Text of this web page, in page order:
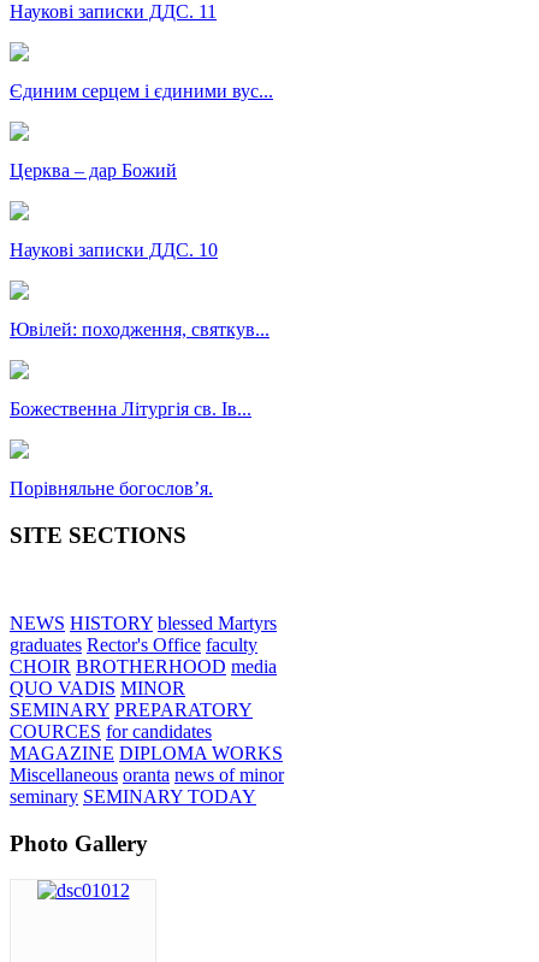
Наукові записки ДДС. 11
Єдиним серцем і єдиними вус...
Церква – дар Божий
Наукові записки ДДС. 10
Ювілей: походження, святкув...
Божественна Літургія св. Ів...
Порівняльне богословʼя.
SITE SECTIONS
NEWS HISTORY blessed Martyrs
graduates Rector's Office faculty
CHOIR BROTHERHOOD media
QUO VADIS MINOR
SEMINARY PREPARATORY
COURCES for candidates
MAGAZINE DIPLOMA WORKS
Miscellaneous oranta news of minor
seminary SEMINARY TODAY
Photo Gallery